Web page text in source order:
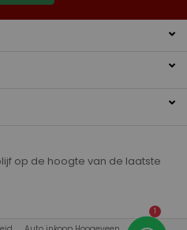
op de hoogte van de laatste
1